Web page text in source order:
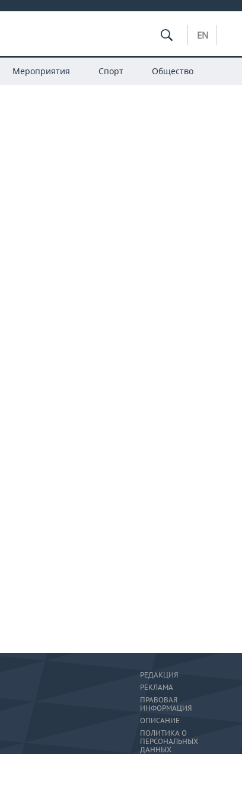
EN
Мероприятия Спорт Общество
РЕДАКЦИЯ
РЕКЛАМА
ПРАВОВАЯ
ИНФОРМАЦИЯ
ОПИСАНИЕ
ПОЛИТИКА О
ПЕРСОНАЛЬНЫХ
ДАННЫХ